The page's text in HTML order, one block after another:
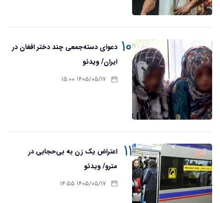
۱۰ دعوای دسته‌جمعی چند دختر افغان در
ایران/ ویدئو
۱۴۰۵/۰۵/۱۷ ۱۵:۰۰
۱۱
اعتراض یک زن به بی‌حجابی در
مترو/ ویدئو
۱۴۰۵/۰۵/۱۷ ۱۴:۵۵